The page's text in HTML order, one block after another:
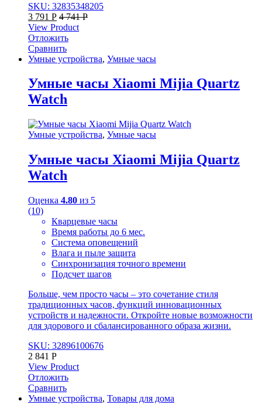
SKU: 32835348205
3 791 Р 4 741Р
View Product
Отложить
Сравнить
Умные устройства, Умные часы
Умные часы Xiaomi Mijia Quartz
Watch
Умные устройства, Умные часы
Умные часы Xiaomi Mijia Quartz
Watch
Оценка 4.80 из 5
(10)
Кварцевые часы
Время работы до 6 мес.
Система оповещений
Влага и пыле защита
Синхронизация точного времени
Подсчет шагов
Больше, чем просто часы – это сочетание стиля
традиционных часов, функций инновационных
устройств и надежности. Откройте новые возможности
для здорового и сбалансированного образа жизни.
SKU: 32896100676
2 841 Р
View Product
Отложить
Сравнить
Умные устройства, Товары для дома